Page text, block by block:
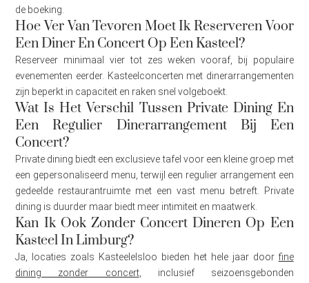
de boeking.
Hoe Ver Van Tevoren Moet Ik Reserveren Voor
Een Diner En Concert Op Een Kasteel?
Reserveer minimaal vier tot zes weken vooraf, bij populaire
evenementen eerder. Kasteelconcerten met dinerarrangementen
zijn beperkt in capaciteit en raken snel volgeboekt.
Wat Is Het Verschil Tussen Private Dining En
Een Regulier Dinerarrangement Bij Een
Concert?
Private dining biedt een exclusieve tafel voor een kleine groep met
een gepersonaliseerd menu, terwijl een regulier arrangement een
gedeelde restaurantruimte met een vast menu betreft. Private
dining is duurder maar biedt meer intimiteit en maatwerk.
Kan Ik Ook Zonder Concert Dineren Op Een
Kasteel In Limburg?
Ja, locaties zoals Kasteelelsloo bieden het hele jaar door fine
dining zonder concert, inclusief seizoensgebonden